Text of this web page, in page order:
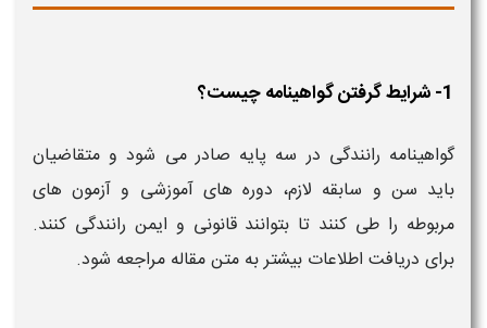
1- شرایط گرفتن گواهینامه چیست؟
گواهینامه رانندگی در سه پایه صادر می‌ شود و متقاضیان
باید سن و سابقه لازم، دوره‌ های آموزشی و آزمون‌ های
مربوطه را طی کنند تا بتوانند قانونی و ایمن رانندگی کنند.
برای دریافت اطلاعات بیشتر به متن مقاله مراجعه شود.